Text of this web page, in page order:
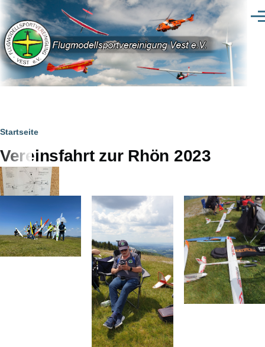
Direkt zum Inhalt
Pfadnavigation
Startseite
Vereinsfahrt zur Rhön 2023